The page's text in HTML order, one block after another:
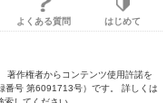
よくある質問 はじめて
著作権者からコンテンツ使用許諾を
番号 第6091713号）です。 詳しくは